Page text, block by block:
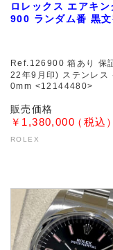
ロレックス エアキ
900 ランダム番 黒文
Ref.126900 箱あり 保
22年9月印) ステンレス
0mm <12144480>
￥1,380,000
ROLEX